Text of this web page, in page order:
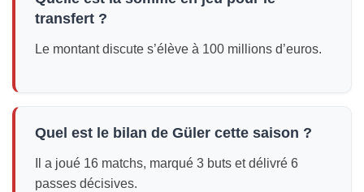
transfert ?
Le montant discute s’élève à 100 millions d’euros.
Quel est le bilan de Güler cette saison ?
Il a joué 16 matchs, marqué 3 buts et délivré 6
passes décisives.